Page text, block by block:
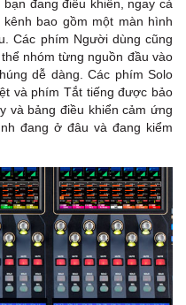
đang điều khiển, ngay cả
bao gồm một màn hình
Các phím Người dùng cũng
nhóm từng nguồn đầu vào
dễ dàng. Các phím Solo
và phím Tắt tiếng được bảo
và bảng điều khiển cảm ứng
đang ở đâu và đang kiểm